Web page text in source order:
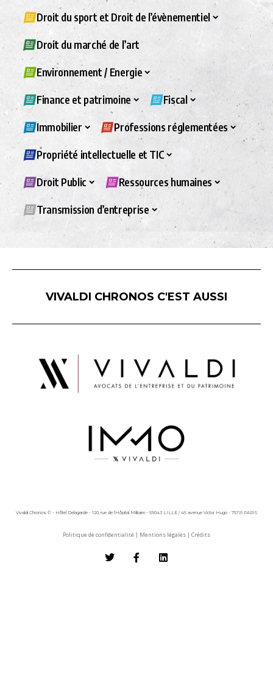
Droit du sport et Droit de l’évènementiel
Droit du marché de l’art
Environnement / Energie
Finance et patrimoine Fiscal
Immobilier Professions réglementées
Propriété intellectuelle et TIC
Droit Public Ressources humaines
Transmission d’entreprise
VIVALDI CHRONOS C'EST AUSSI
Vivaldi Chronos © - Hôtel Delagarde - 120, rue de l'Hôpital Militaire - 59043 LILLE / 45 avenue Victor Hugo - 75116 PARIS
Politique de confidentialité | Mentions légales | Crédits